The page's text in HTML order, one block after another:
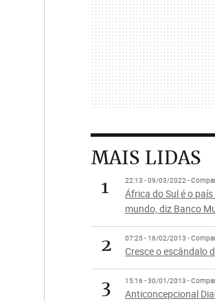
MAIS LIDAS
1
22:13 - 09/03/2022 -
África do Sul é o
mundo, diz Banco
2 07:25 - 16/02/2013 -
Cresce o escândalo
3 15:16 - 30/01/2013 -
Anticoncepcional